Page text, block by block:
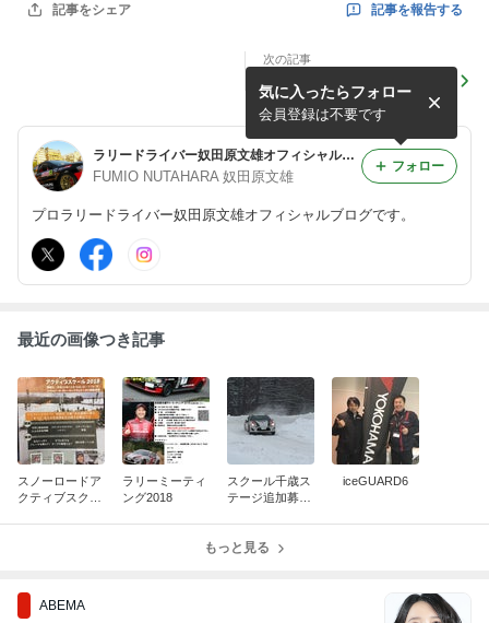
記事をシェア 記事を報告する
次の記事
https://www.jrt.co.jp/nnn/s
p/news99lnq2kz1rco...
ラリードライバー奴田原文雄オフィシャルブログ
FUMIO NUTAHARA 奴田原文雄
プロラリードライバー奴田原文雄オフィシャルブログです。
気に入ったらフォロー
会員登録は不要です
フォロー
最近の画像つき記事
スノーロードア
クティブスクー
ラリーミーティ
ング2018
スクール千歳ス
テージ追加募集
iceGUARD6
もっと見る
ABEMA